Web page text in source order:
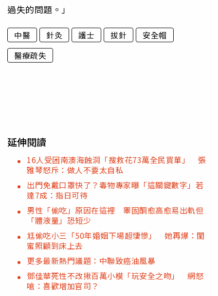
過失的問題。」
中醫 針灸 護士 拔針
安全帽
醫療疏失
延伸閱讀
16人受困南澳海蝕洞「搜救花73萬全民買單」 張
雅琴怒斥：做人不要太自私
出門免戴口罩快了？毒物專家曝「這關鍵數字」若
達7成：指日可待
男性「偷吃」原因在這裡 睪固酮愈高愈易出軌但
「體液量」恐短少
尪偷吃小三「50年婚姻下場超悽慘」 她再爆：閨
蜜照顧到床上去
更多最新熱門議題：中聯致癌油風暴
鄧佳華死性不改揪百萬小模「玩安全之吻」 網怒
嗆：喜歡增加官司？